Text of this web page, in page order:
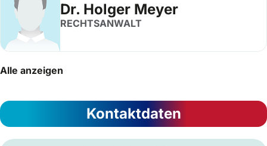
Dr. Holger Meyer
RECHTSANWALT
Alle anzeigen
Kontaktdaten